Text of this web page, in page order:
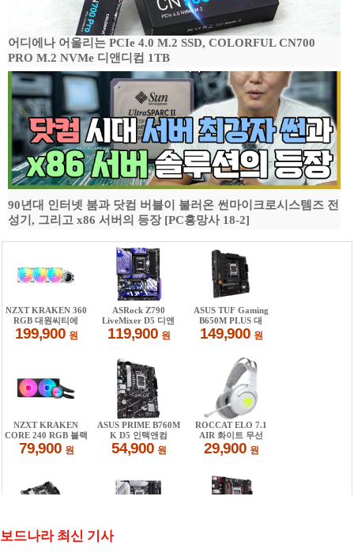
어디에나 어울리는 PCIe 4.0 M.2 SSD, COLORFUL CN700
PRO M.2 NVMe 디앤디컴 1TB
90년대 인터넷 붐과 닷컴 버블이 불러온 썬마이크로시스템즈 전
성기, 그리고 x86 서버의 등장 [PC흥망사 18-2]
보드나라 최신 기사